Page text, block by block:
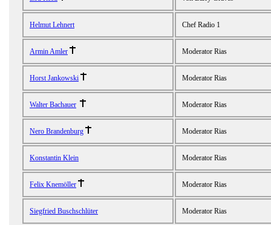
Helmut Lehnert Chef Radio 1
Armin Amler Moderator Rias
Horst Jankowski Moderator Rias
Walter Bachauer Moderator Rias
Nero Brandenburg Moderator Rias
Konstantin Klein Moderator Rias
Felix Knemöller Moderator Rias
Siegfried Buschschlüter Moderator Rias